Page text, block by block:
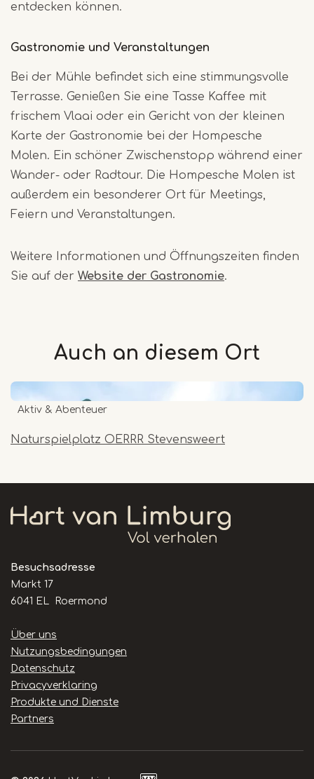
entdecken können.
Gastronomie und Veranstaltungen
Bei der Mühle befindet sich eine stimmungsvolle
Terrasse. Genießen Sie eine Tasse Kaffee mit
frischem Vlaai oder ein Gericht von der kleinen
Karte der Gastronomie bei der Hompesche
Molen. Ein schöner Zwischenstopp während einer
Wander- oder Radtour. Die Hompesche Molen ist
außerdem ein besonderer Ort für Meetings,
Feiern und Veranstaltungen.
Weitere Informationen und Öffnungszeiten finden
Sie auf der Website der Gastronomie.
Auch an diesem Ort
Naturspielplatz OERRR Stevensweert
Aktiv & Abenteuer
Besuchsadresse
Markt 17
6041 EL Roermond
Handige
links
Über uns
Nutzungsbedingungen
Datenschutz
Privacyverklaring
Produkte und Dienste
Partners